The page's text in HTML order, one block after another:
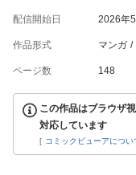
配信開始日 2026年
作品形式 マンガ
ページ数 148
この作品はブラウザ
対応しています
[ コミックビューアについ